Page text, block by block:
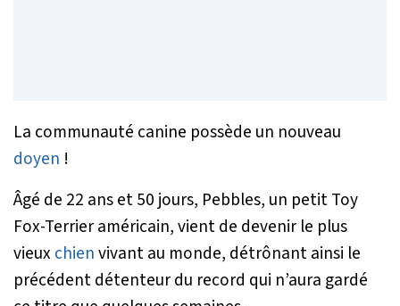
La communauté canine possède un nouveau
doyen !
Âgé de 22 ans et 50 jours, Pebbles, un petit Toy
Fox-Terrier américain, vient de devenir le plus
vieux chienvivant au monde, détrônant ainsi le
précédent détenteur du record qui n’aura gardé